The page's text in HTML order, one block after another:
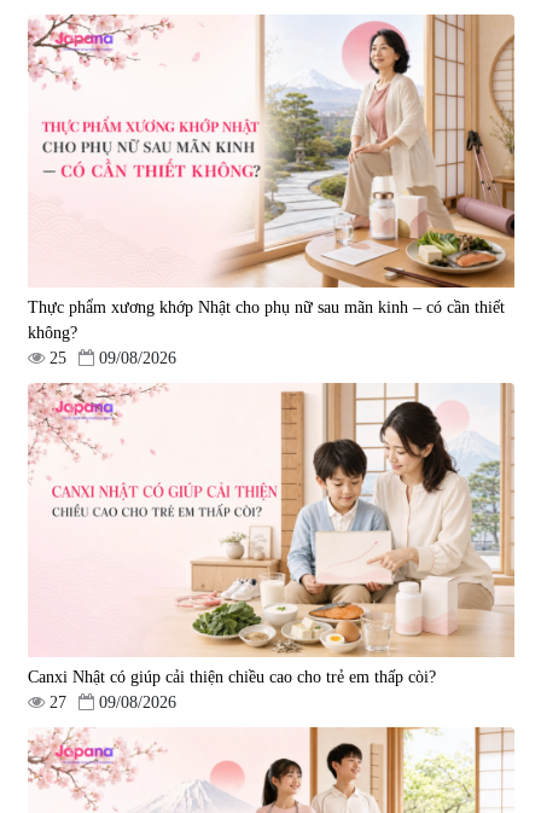
Thực phẩm xương khớp Nhật cho phụ nữ sau mãn kinh – có cần thiết
không?
25
09/08/2026
Canxi Nhật có giúp cải thiện chiều cao cho trẻ em thấp còi?
27
09/08/2026